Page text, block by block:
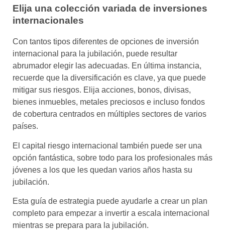
Elija una colección variada de inversiones
internacionales
Con tantos tipos diferentes de opciones de inversión
internacional para la jubilación, puede resultar
abrumador elegir las adecuadas. En última instancia,
recuerde que la diversificación es clave, ya que puede
mitigar sus riesgos. Elija acciones, bonos, divisas,
bienes inmuebles, metales preciosos e incluso fondos
de cobertura centrados en múltiples sectores de varios
países.
El capital riesgo internacional también puede ser una
opción fantástica, sobre todo para los profesionales más
jóvenes a los que les quedan varios años hasta su
jubilación.
Esta guía de estrategia puede ayudarle a crear un plan
completo para empezar a invertir a escala internacional
mientras se prepara para la jubilación.